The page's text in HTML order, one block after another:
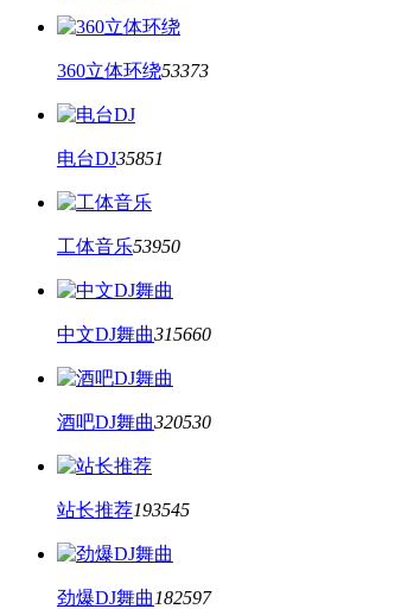
360立体环绕53373
电台DJ35851
工体音乐53950
中文DJ舞曲315660
酒吧DJ舞曲320530
站长推荐193545
劲爆DJ舞曲 182597